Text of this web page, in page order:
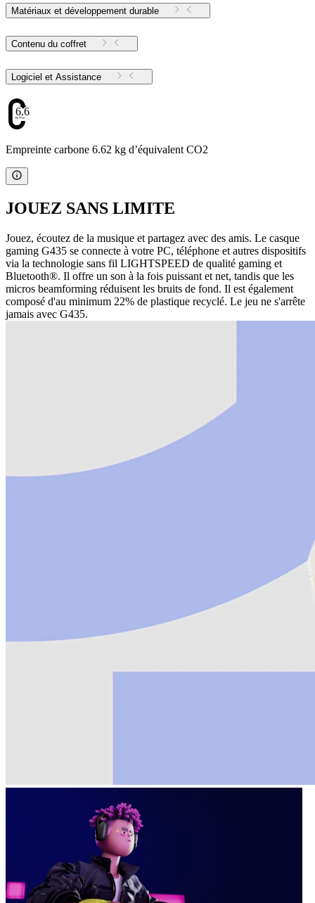
Matériaux et développement durable
Contenu du coffret
Logiciel et Assistance
6.62
Empreinte carbone 6.62 kg d’équivalent CO2
JOUEZ SANS LIMITE
Jouez, écoutez de la musique et partagez avec des amis. Le casque
gaming G435 se connecte à votre PC, téléphone et autres dispositifs
via la technologie sans fil LIGHTSPEED de qualité gaming et
Bluetooth®. Il offre un son à la fois puissant et net, tandis que les
micros beamforming réduisent les bruits de fond. Il est également
composé d'au minimum 22% de plastique recyclé. Le jeu ne s'arrête
jamais avec G435.